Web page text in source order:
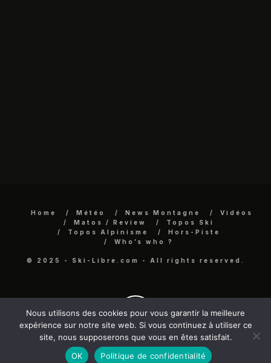
Home Météo News Montagne
Vidéos
Matos / Review
Topos Ski
Topos Alpinisme
Hors-Piste
Who’s who ?
© 2025 - Ski-Libre.com - All rights reserved.
Nous utilisons des cookies pour vous garantir la meilleure
expérience sur notre site web. Si vous continuez à utiliser ce
site, nous supposerons que vous en êtes satisfait.
OK
Politique de confidentialité